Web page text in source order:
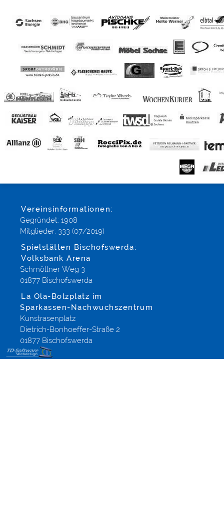
Vereinsinformationen:
Gegründet: 1908
Mitglieder: 333 (07/2019)
Spielstätten Bischofswerda:
Volksbank Arena
Schmöllner Weg 3
01877 Bischofswerda
La Ola-Bolzplatz im
Sparkassen-Nachwuchszentrum
Kunstrasenplatz
Dietrich-Bonhoeffer-Straße 2
01877 Bischofswerda